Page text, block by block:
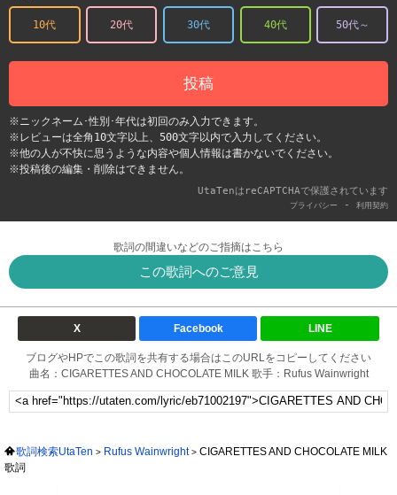
10代 20代 30代 40代 50代～
投稿
※ニックネーム･性別･年代は初回のみ入力できます。
※レビューは全角10文字以上、500文字以内で入力してください。
※他の人が不快に思うような内容や個人情報は書かないでください。
※投稿後の編集・削除はできません。
UtaTenはreCAPTCHAで保護されています
プライバシー - 利用契約
歌詞の間違いなどのご指摘はこちら
この歌詞へのご意見
X Facebook LINE
ブログやHPでこの歌詞を共有する場合はこのURLをコピーしてください
曲名：CIGARETTES AND CHOCOLATE MILK 歌手：Rufus Wainwright
歌詞検索UtaTen Rufus Wainwright
CIGARETTES AND CHOCOLATE MILK
歌詞